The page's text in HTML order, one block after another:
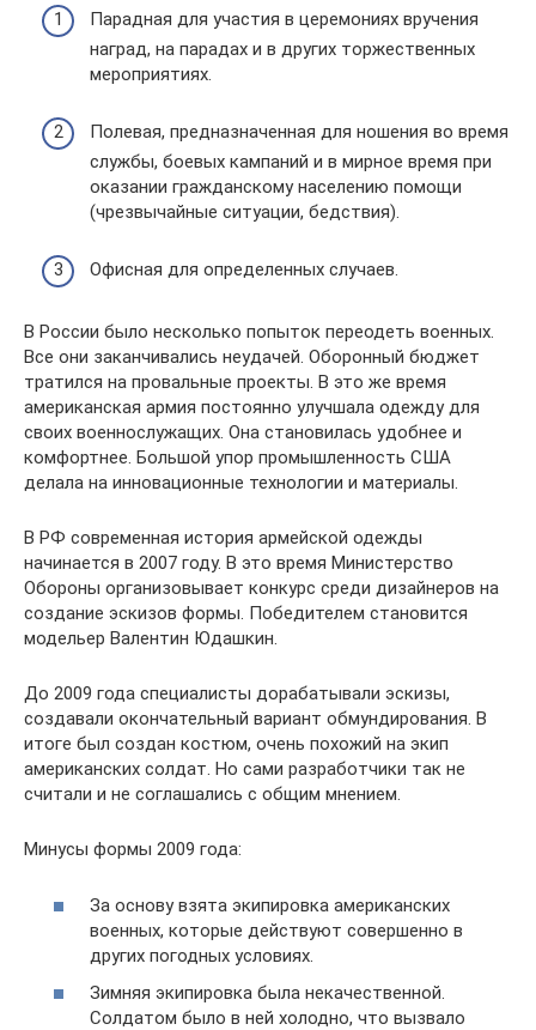
Парадная для участия в церемониях вручения
наград, на парадах и в других торжественных
мероприятиях.
Полевая, предназначенная для ношения во время
службы, боевых кампаний и в мирное время при
оказании гражданскому населению помощи
(чрезвычайные ситуации, бедствия).
Офисная для определенных случаев.
В России было несколько попыток переодеть военных.
Все они заканчивались неудачей. Оборонный бюджет
тратился на провальные проекты. В это же время
американская армия постоянно улучшала одежду для
своих военнослужащих. Она становилась удобнее и
комфортнее. Большой упор промышленность США
делала на инновационные технологии и материалы.
В РФ современная история армейской одежды
начинается в 2007 году. В это время Министерство
Обороны организовывает конкурс среди дизайнеров на
создание эскизов формы. Победителем становится
модельер Валентин Юдашкин.
До 2009 года специалисты дорабатывали эскизы,
создавали окончательный вариант обмундирования. В
итоге был создан костюм, очень похожий на экип
американских солдат. Но сами разработчики так не
считали и не соглашались с общим мнением.
Минусы формы 2009 года:
За основу взята экипировка американских
военных, которые действуют совершенно в
других погодных условиях.
Зимняя экипировка была некачественной.
Солдатом было в ней холодно, что вызвало